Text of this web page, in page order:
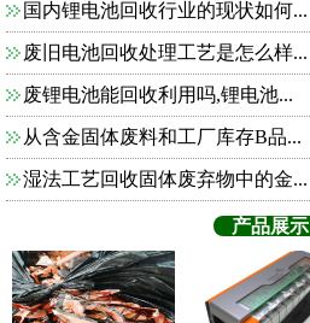
国内锂电池回收行业的现状如何...
废旧电池回收处理工艺是怎么样...
废锂电池能回收利用吗,锂电池...
从含金固体废料和工厂库存B品...
湿法工艺回收固体废弃物中的金...
产品展示